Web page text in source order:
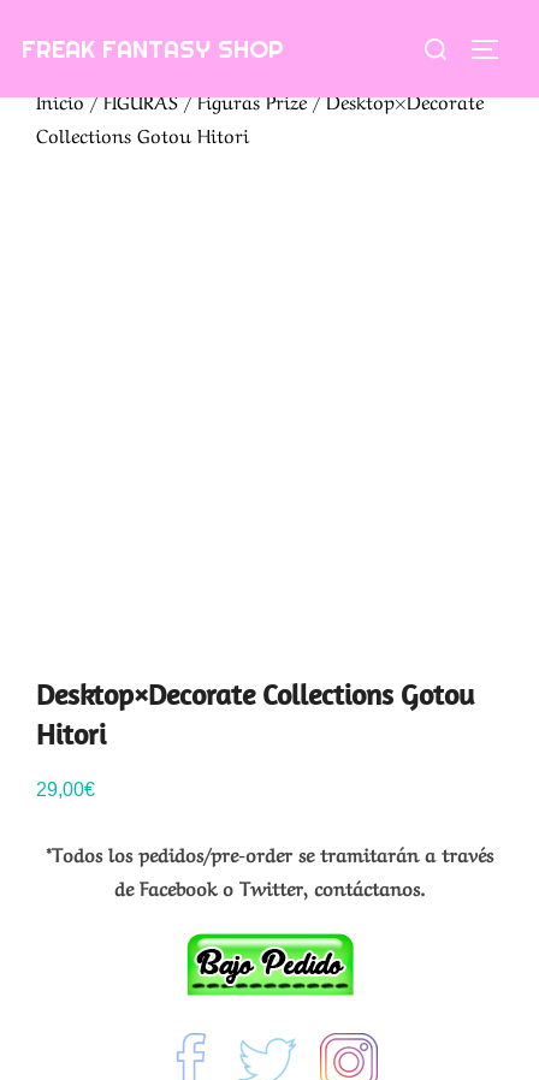
FREAK FANTASY SHOP Buscar:
Inicio/FIGURAS/Figuras Prize/ Desktop×Decorate
Collections Gotou Hitori
Desktop×Decorate Collections Gotou
Hitori
29,00€
*Todos los pedidos/pre-order se tramitarán a través
de Facebook o Twitter, contáctanos.